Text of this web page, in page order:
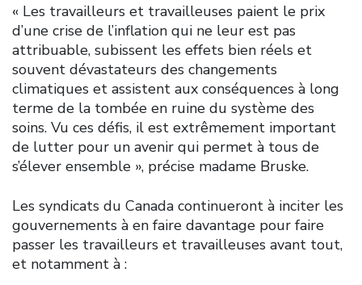
« Les travailleurs et travailleuses paient le prix
d’une crise de l’inflation qui ne leur est pas
attribuable, subissent les effets bien réels et
souvent dévastateurs des changements
climatiques et assistent aux conséquences à long
terme de la tombée en ruine du système des
soins. Vu ces défis, il est extrêmement important
de lutter pour un avenir qui permet à tous de
s’élever ensemble », précise madame Bruske.
Les syndicats du Canada continueront à inciter les
gouvernements à en faire davantage pour faire
passer les travailleurs et travailleuses avant tout,
et notamment à :